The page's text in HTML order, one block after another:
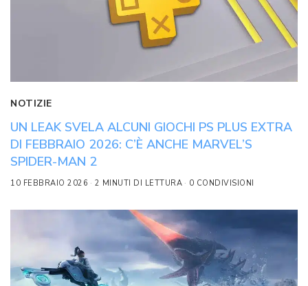
NOTIZIE
UN LEAK SVELA ALCUNI GIOCHI PS PLUS EXTRA
DI FEBBRAIO 2026: C’È ANCHE MARVEL’S
SPIDER-MAN 2
10 FEBBRAIO 2026 2 MINUTI DI LETTURA 0 CONDIVISIONI